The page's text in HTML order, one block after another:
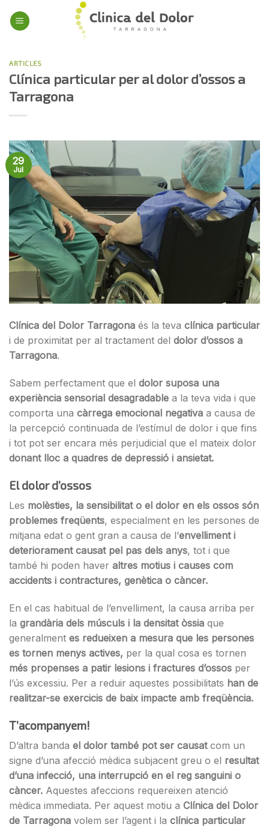
ARTICLES
Clínica particular per al dolor d’ossos a
Tarragona
29
Jul
Clínica del Dolor Tarragona és la teva clínica particular
i de proximitat per al tractament del dolor d’ossos a
Tarragona.
Sabem perfectament que el dolor suposa una
experiència sensorial desagradable a la teva vida i que
comporta una càrrega emocional negativa a causa de
la percepció continuada de l’estímul de dolor i que fins
i tot pot ser encara més perjudicial que el mateix dolor
donant lloc a quadres de depressió i ansietat.
El dolor d’ossos
Les molèsties, la sensibilitat o el dolor en els ossos són
problemes freqüents, especialment en les persones de
mitjana edat o gent gran a causa de l’envelliment i
deteriorament causat pel pas dels anys, tot i que
també hi poden haver altres motius i causes com
accidents i contractures, genètica o càncer.
En el cas habitual de l’envelliment, la causa arriba per
la grandària dels músculs i la densitat òssia que
generalment es redueixen a mesura que les persones
es tornen menys actives, per la qual cosa es tornen
més propenses a patir lesions i fractures d’ossos per
l’ús excessiu. Per a reduir aquestes possibilitats han de
realitzar-se exercicis de baix impacte amb freqüència.
T’acompanyem!
D’altra banda el dolor també pot ser causatcom un
signe d’una afecció mèdica subjacent greu o el resultat
d’una infecció, una interrupció en el reg sanguini o
càncer. Aquestes afeccions requereixen atenció
mèdica immediata. Per aquest motiu a Clínica del Dolor
de Tarragona volem ser l’agent i la clínica particular